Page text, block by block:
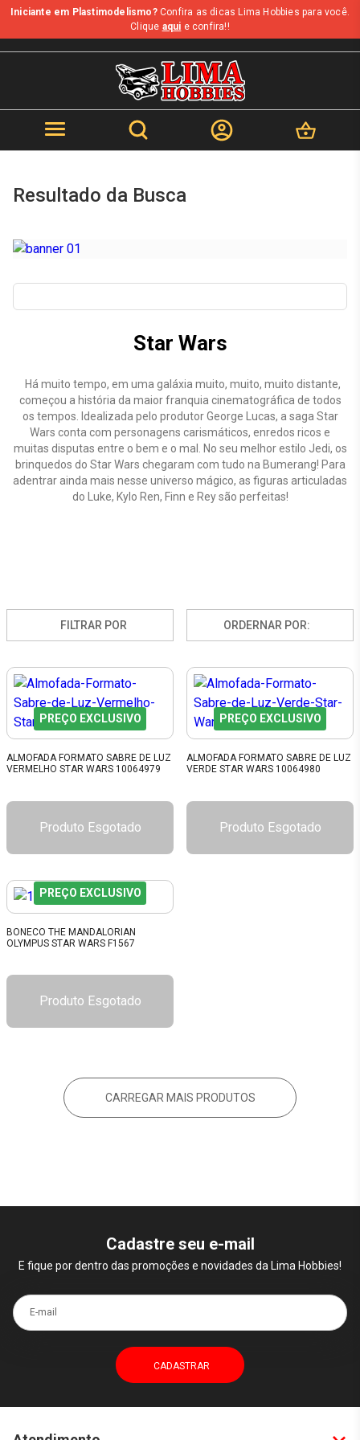
b
Iniciante em Plastimodelismo?Confira as dicas Lima Hobbies para você.
Clique aqui e confira!!
Resultado da Busca
Star Wars
Há muito tempo, em uma galáxia muito, muito, muito distante,
começou a história da maior franquia cinematográfica de todos
os tempos. Idealizada pelo produtor George Lucas, a saga Star
Wars conta com personagens carismáticos, enredos ricos e
muitas disputas entre o bem e o mal. No seu melhor estilo Jedi, os
brinquedos do Star Wars chegaram com tudo na Bumerang! Para
adentrar ainda mais nesse universo mágico, as figuras articuladas
do Luke, Kylo Ren, Finn e Rey são perfeitas!
FILTRAR POR ORDERNAR POR:
PREÇO EXCLUSIVO
ALMOFADA FORMATO SABRE DE LUZ
VERMELHO STAR WARS 10064979
Produto Esgotado
PREÇO EXCLUSIVO
ALMOFADA FORMATO SABRE DE LUZ
VERDE STAR WARS 10064980
Produto Esgotado
PREÇO EXCLUSIVO
BONECO THE MANDALORIAN
OLYMPUS STAR WARS F1567
Produto Esgotado
CARREGAR MAIS PRODUTOS
Cadastre seu e-mail
E fique por dentro das promoções e novidades da Lima Hobbies!
E-mail